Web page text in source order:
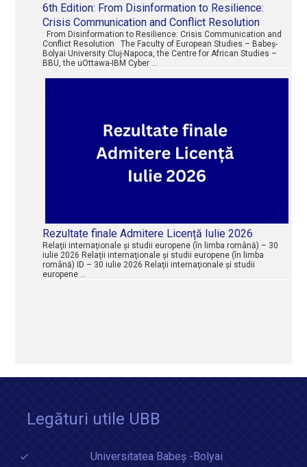
2 – 13 septembrie
2019
2 – 13 septembrie
6th Edition: From Disinformation to Resilience:
Crisis Communication and Conflict Resolution
From Disinformation to Resilience: Crisis Communication and
Conflict Resolution The Faculty of European Studies – Babeș-
Bolyai University Cluj-Napoca, the Centre for African Studies –
BBU, the uOttawa-IBM Cyber …
Rezultate finale Admitere Licență Iulie 2026
Relaţii internaţionale şi studii europene (în limba română) – 30
iulie 2026 Relaţii internaţionale şi studii europene (în limba
română) ID – 30 iulie 2026 Relaţii internaţionale şi studii
europene …
Legături utile UBB
Universitatea Babeș -Bolyai